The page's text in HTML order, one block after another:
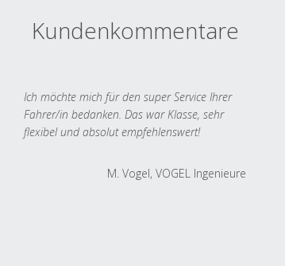
Kundenkommentare
Ich möchte mich für den super Service Ihrer
Fahrer/in bedanken. Das war Klasse, sehr
flexibel und absolut empfehlenswert!
M. Vogel, VOGEL Ingenieure